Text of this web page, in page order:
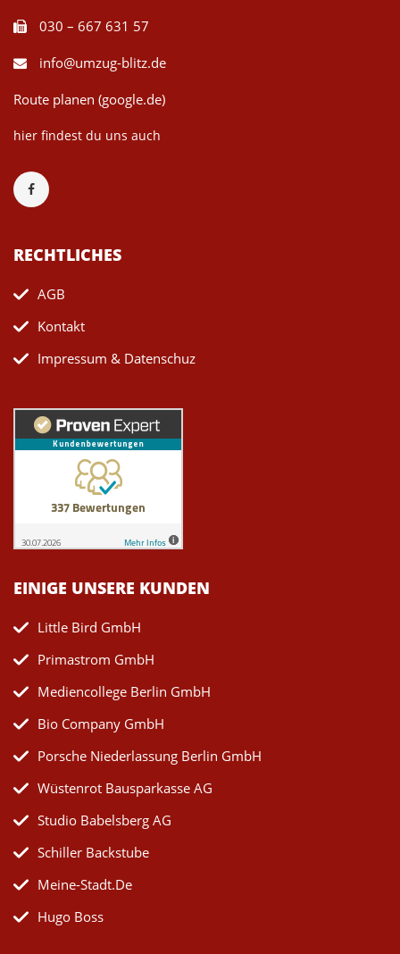
030 – 667 631 57
info@umzug-blitz.de
Route planen (google.de)
hier findest du uns auch
RECHTLICHES
AGB
Kontakt
Impressum & Datenschuz
EINIGE UNSERE KUNDEN
Little Bird GmbH
Primastrom GmbH
Mediencollege Berlin GmbH
Bio Company GmbH
Porsche Niederlassung Berlin GmbH
Wüstenrot Bausparkasse AG
Studio Babelsberg AG
Schiller Backstube
Meine-Stadt.de
Hugo Boss